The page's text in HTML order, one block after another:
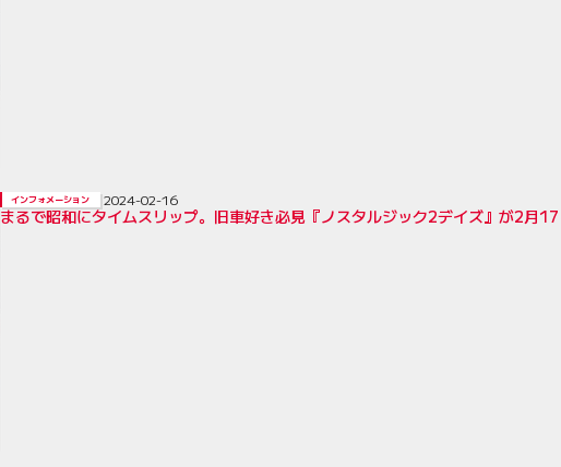
まるで昭和にタイムスリップ。旧車好き必見『ノスタルジック2デイズ』が2月
インフォメーション 2024-02-16